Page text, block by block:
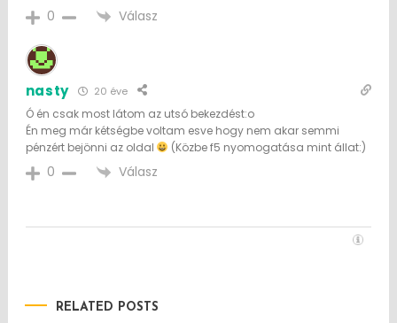
0 Válasz
nasty 20 éve
Ó én csak most látom az utsó bekezdést:o
Én meg már kétségbe voltam esve hogy nem akar semmi
pénzért bejönni az oldal
(Közbe f5 nyomogatása mint állat:)
0 Válasz
RELATED POSTS